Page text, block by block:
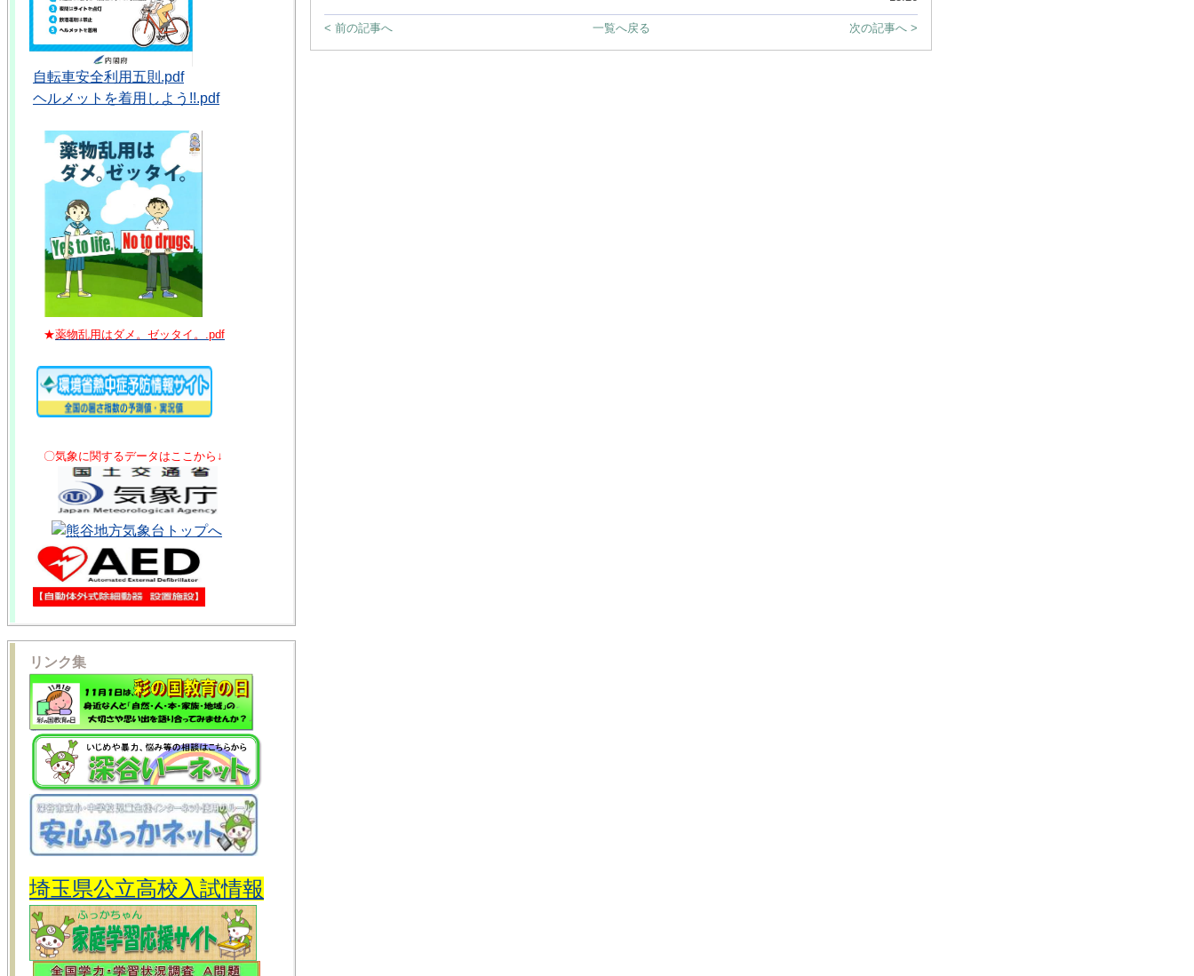
自転車安全利用五則.pdf
ヘルメットを着用しよう!!.pdf
★薬物乱用はダメ。ゼッタイ。.pdf
〇気象に関するデータはここから↓
リンク集
埼玉県公立高校入試情報
< 前の記事へ 次の記事へ >
一覧へ戻る